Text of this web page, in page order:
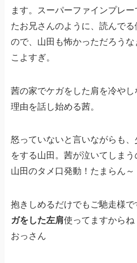
ます。スーパーファインプレ
たお兄さんのように、読んで
ので、山田も怖かっただろう
こよすぎ。
茜の家でケガをした肩を冷や
理由を話し始める茜。
怒っていないと言いながらも
をする山田。茜が泣いてしま
山田のタメ口発動！たまらん～
抱きしめるだけでもご馳走様
ガをした左肩使ってますから
おっさん